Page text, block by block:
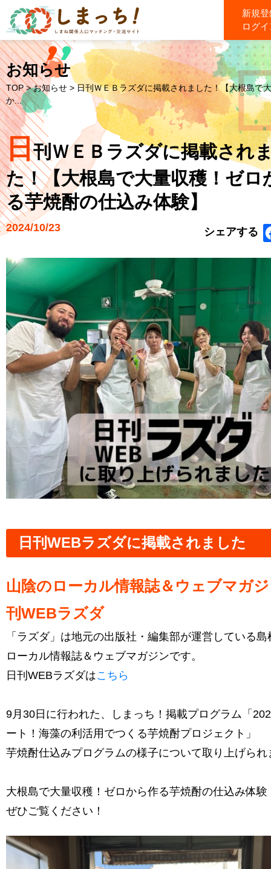
新規
ログ
お知らせ
TOP >お知らせ > 日刊ＷＥＢラズダに掲載されました！【大根島で
か...
日刊ＷＥＢラズダに掲載され
た！【大根島で大量収穫！ゼロ
る芋焼酎の仕込み体験】
2024/10/23 シェアする
日刊WEBラズダに掲載されました
山陰のローカル情報誌＆ウェブマガ
刊WEBラズダ
「ラズダ」は地元の出版社・編集部が運営している
ローカル情報誌＆ウェブマガジンです。
日刊WEBラズダはこちら
9月30日に行われた、しまっち！掲載プログラム「
ート！海藻の利活用でつくる芋焼酎プロジェクト」
芋焼酎仕込みプログラムの様子について取り上げられ
大根島で大量収穫！ゼロから作る芋焼酎の仕込み体験
ぜひご覧ください！